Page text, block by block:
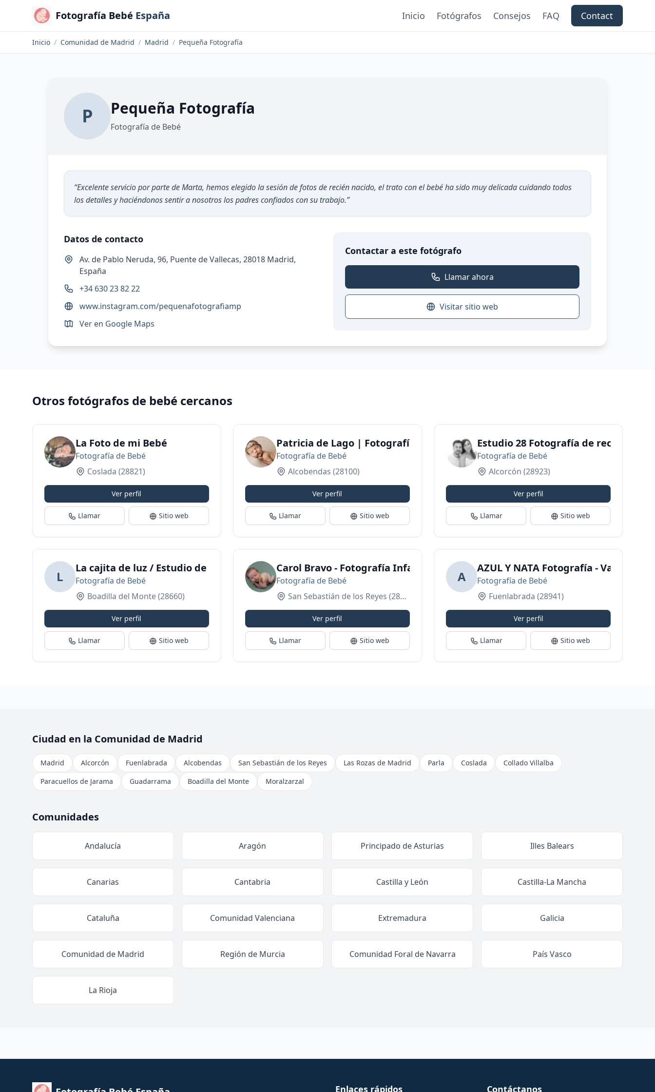
Fotografía Bebé España Inicio Fotógrafos Consejos FAQ Contact
Inicio / Comunidad de Madrid / Madrid / Pequeña Fotografía
P Pequeña Fotografía
Fotografía de Bebé
“Excelente servicio por parte de Marta, hemos elegido la sesión de fotos de recién nacido, el trato con el bebé ha sido muy delicada cuidando todos
los detalles y haciéndonos sentir a nosotros los padres confiados con su trabajo.”
Datos de contacto
Av. de Pablo Neruda, 96, Puente de Vallecas, 28018 Madrid,
España
+34 630 23 82 22
www.instagram.com/pequenafotografiamp
Ver en Google Maps
Contactar a este fotógrafo
Llamar ahora
Visitar sitio web
Otros fotógrafos de bebé cercanos
La Foto de mi Bebé
Fotografía de Bebé
Coslada (28821)
Ver perfil
Llamar Sitio web
Patricia de Lago | Fotografía Newborn
Fotografía de Bebé
Alcobendas (28100)
Ver perfil
Llamar Sitio web
Estudio 28 Fotografía de recién
Fotografía de Bebé
Alcorcón (28923)
Ver perfil
Llamar Sitio web
L
La cajita de luz / Estudio de Fotografía en Boadilla
Fotografía de Bebé
Boadilla del Monte(28660)
Ver perfil
Llamar Sitio web
Carol Bravo - Fotografía Infantil y Familiar
Fotografía de Bebé
San Sebastián de los Reyes (28703)
Ver perfil
Llamar Sitio web
A
AZUL Y NATA Fotografía - Vanesa
Fotografía de Bebé
Fuenlabrada (28941)
Ver perfil
Llamar Sitio web
Ciudad en la Comunidad de Madrid
Madrid Alcorcón Fuenlabrada Alcobendas San Sebastián de los Reyes Las Rozas de Madrid Parla Coslada
Collado Villalba
Paracuellos de Jarama
Guadarrama Boadilla del Monte Moralzarzal
Comunidades
Andalucía Aragón Principado de Asturias Illes Balears
Canarias Cantabria Castilla y León Castilla-La Mancha
Cataluña Comunidad Valenciana Extremadura Galicia
Comunidad de Madrid Región de Murcia Comunidad Foral de Navarra País Vasco
La Rioja
Enlaces rápidos Contáctanos